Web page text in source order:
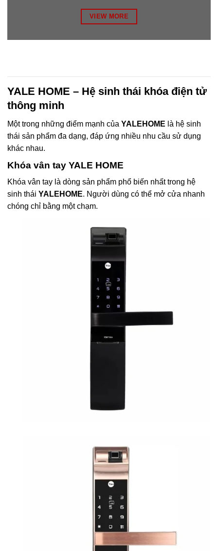
VIEW MORE
YALE HOME – Hệ sinh thái khóa điện tử
thông minh
Một trong những điểm mạnh của YALEHOME là hệ sinh
thái sản phẩm đa dạng, đáp ứng nhiều nhu cầu sử dụng
khác nhau.
Khóa vân tay YALE HOME
Khóa vân tay là dòng sản phẩm phổ biến nhất trong hệ
sinh thái YALEHOME. Người dùng có thể mở cửa nhanh
chóng chỉ bằng một chạm.